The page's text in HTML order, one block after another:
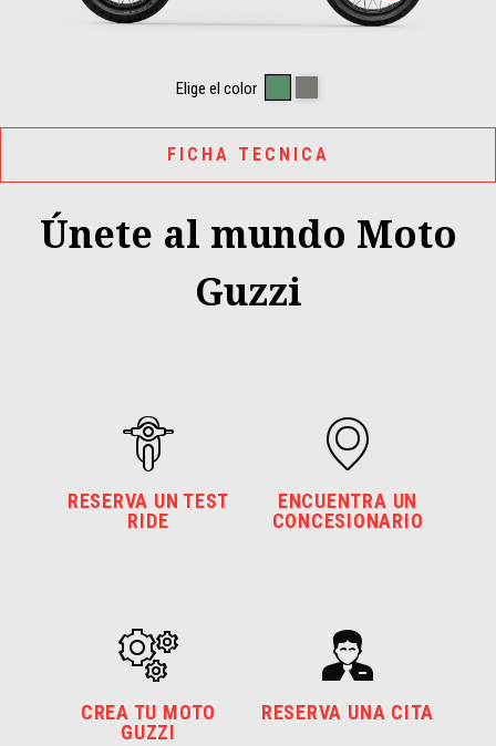
Elige el color
FICHA TECNICA
Únete al mundo Moto
Guzzi
RESERVA UN TEST
RIDE
ENCUENTRA UN
CONCESIONARIO
CREA TU MOTO
GUZZI
RESERVA UNA CITA